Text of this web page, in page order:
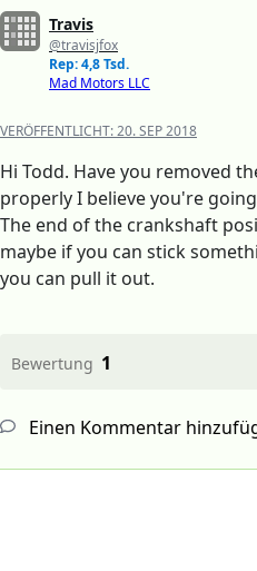
Travis
@travisjfox
Rep: 4,8 Tsd.
Mad Motors LLC
VERÖFFENTLICHT:20. SEP 2018
Hi Todd. Have you removed
properly I believe you're
The end of the crankshaft
maybe if you can stick
you can pull it out.
Bewertung 1
Einen Kommentar